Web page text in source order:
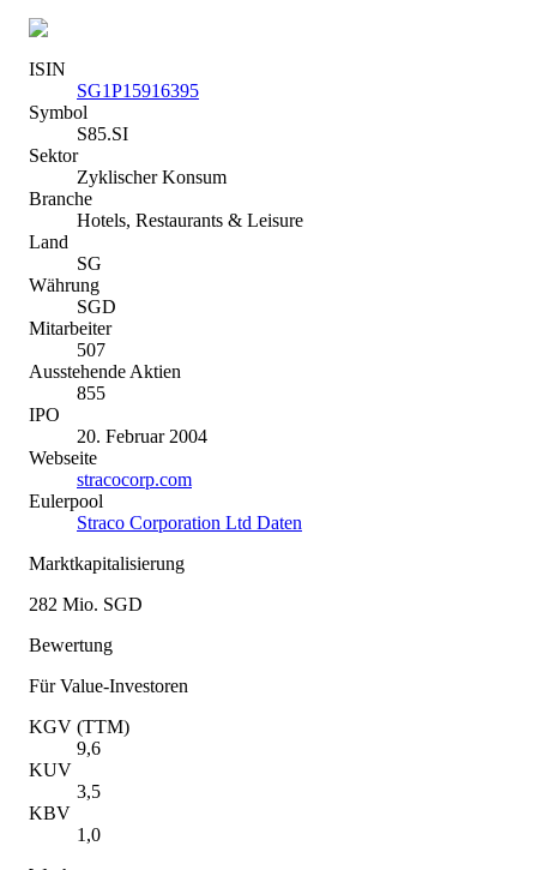
ISIN
SG1P15916395
Symbol
S85.SI
Sektor
Zyklischer Konsum
Branche
Hotels, Restaurants & Leisure
Land
SG
Währung
SGD
Mitarbeiter
507
Ausstehende Aktien
855
IPO
20. Februar 2004
Webseite
stracocorp.com
Eulerpool
Straco Corporation Ltd Daten
Marktkapitalisierung
282 Mio. SGD
Bewertung
Für Value-Investoren
KGV (TTM)
9,6
KUV
3,5
KBV
1,0